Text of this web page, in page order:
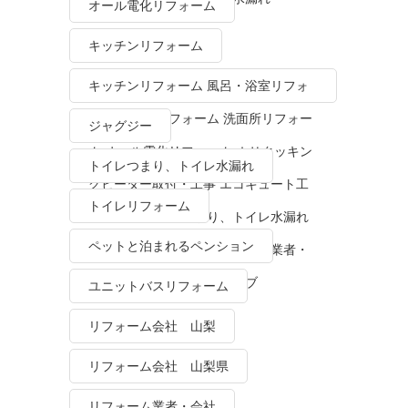
オール電化リフォーム
キッチンリフォーム
キッチンリフォーム 風呂・浴室リフォ
ーム トイレリフォーム 洗面所リフォー
ム オール電化リフォーム ＩＨクッキン
グヒーター取付・工事 エコキュート工
事・販売 トイレつまり、トイレ水漏れ
水栓金具修理・交換 リフォーム業者・
会社 ＴＯＴＯリモデルクラブ
ジャグジー
トイレつまり、トイレ水漏れ
トイレリフォーム
ペットと泊まれるペンション
ユニットバスリフォーム
リフォーム会社 山梨
リフォーム会社 山梨県